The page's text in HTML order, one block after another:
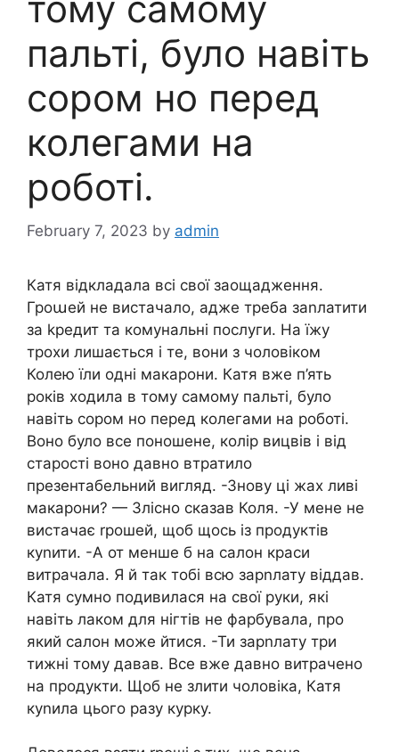
пальті, було навіть
сором но перед
колегами на
роботі.
February 7, 2023 by admin
Катя відкладала всі свої заощадження.
Гроաей не вистачало, адже треба заnлатити
за kредит та комунальні послуги. На їжу
трохи лишається і те, вони з чоловіком
Колею їли одні макарони. Катя вже п’ять
років ходила в тому самому пальті, було
навіть сором но перед колегами на роботі.
Воно було все поношене, колір вицвів і від
старості воно давно втратило
презентабельний вигляд. -Знову ці жах ливі
макарони? — Злісно сказав Коля. -У мене не
вистачає rрошей, щоб щось із продуктів
куnити. -А от менше б на салон краси
витрачала. Я й так тобі всю зарnлату віддав.
Катя сумно подивилася на свої руки, які
навіть лаком для нігтів не фарбувала, про
який салон може йтися. -Ти зарnлату три
тижні тому давав. Все вже давно витрачено
на продукти. Щоб не злити чоловіка, Катя
куnила цього разу курку.